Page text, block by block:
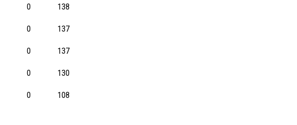
0 138
0 137
0 137
0 130
0 108